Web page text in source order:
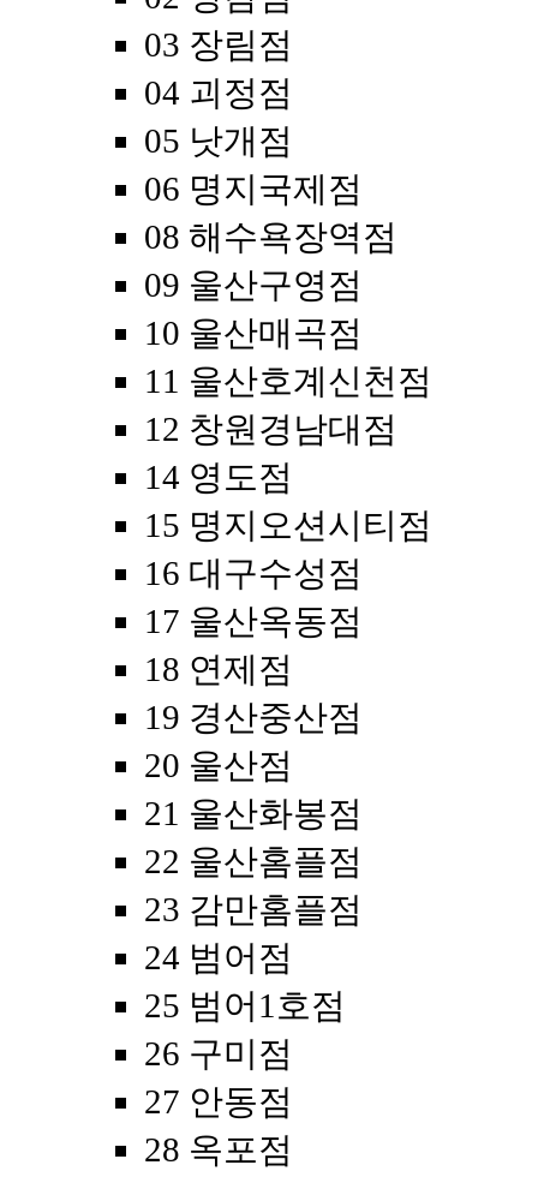
03 장림점
04 괴정점
05 낫개점
06 명지국제점
08 해수욕장역점
09 울산구영점
10 울산매곡점
11 울산호계신천점
12 창원경남대점
14 영도점
15 명지오션시티점
16 대구수성점
17 울산옥동점
18 연제점
19 경산중산점
20 울산점
21 울산화봉점
22 울산홈플점
23 감만홈플점
24 범어점
25 범어1호점
26 구미점
27 안동점
28 옥포점